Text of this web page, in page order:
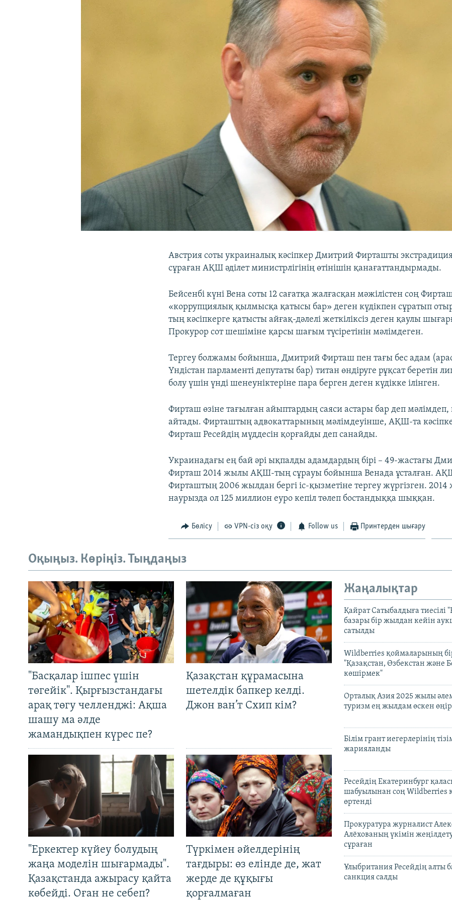
Австрия соты украиналық кәсіпкер Дмитрий Фирташты
сұраған АҚШ әділет министрлігінің өтінішін қанағаттандырмады.
Бейсенбі күні Вена соты 12 сағатқа жалғасқан мәжілістен соң
«коррупциялық қылмысқа қатысы бар» деген күдікпен сұратып
тың кәсіпкерге қатысты айғақ-дәлелі жеткіліксіз деген қаулы
Прокурор сот шешіміне қарсы шағым түсіретінін мәлімдеген.
Тергеу болжамы бойынша, Дмитрий Фирташ пен тағы бес адам
Үндістан парламенті депутаты бар) титан өндіруге рұқсат беретін
болу үшін үнді шенеуніктеріне пара берген деген күдікке ілінген.
Фирташ өзіне тағылған айыптардың саяси астары бар деп мәлімдеп,
айтады. Фирташтың адвокаттарының мәлімдеуінше, АҚШ-та
Фирташ Ресейдің мүддесін қорғайды деп санайды.
Украинадағы ең бай әрі ықпалды адамдардың бірі – 49-жастағы
Фирташ 2014 жылы АҚШ-тың сұрауы бойынша Венада ұсталған. АҚШ
Фирташтың 2006 жылдан бергі іс-қызметіне тергеу жүргізген.
наурызда ол 125 миллион еуро кепіл төлеп бостандыққа шыққан.
Бөлісу VPN-сіз оқу Follow us Принтерден шығару
Оқыңыз. Көріңіз. Тыңдаңыз
"Басқалар ішпес үшін
төгейік". Қырғызстандағы
арақ төгу челленджі: Ақша
шашу ма әлде
жамандықпен күрес пе?
Қазақстан құрамасына
шетелдік бапкер келді.
Джон ван’т Схип кім?
"Еркектер күйеу болудың
жаңа моделін шығармады".
Қазақстанда ажырасу қайта
көбейді. Оған не себеп?
Түркімен әйелдерінің
тағдыры: өз елінде де, жат
жерде де құқығы
қорғалмаған
Жаңалықтар
Қайрат Сатыбалдыға тиесілі
базары бір жылдан кейін
сатылды
Wildberries қоймаларының
"Қазақстан, Өзбекстан және
көшірмек"
Орталық Азия 2025 жылы
туризм ең жылдам өскен
Білім грант иегерлерінің
жарияланды
Ресейдің Екатеринбург
шабуылынан соң Wildberries
өртенді
Прокуратура журналист
Алёхованың үкімін
сұраған
Ұлыбритания Ресейдің алты
санкция салды